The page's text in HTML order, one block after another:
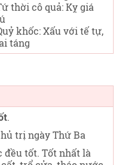
thời cô quả: Kỵ giá
khốc: Xấu với tế tự,
táng
.
trị ngày Thứ Ba
tốt. Tốt nhất là